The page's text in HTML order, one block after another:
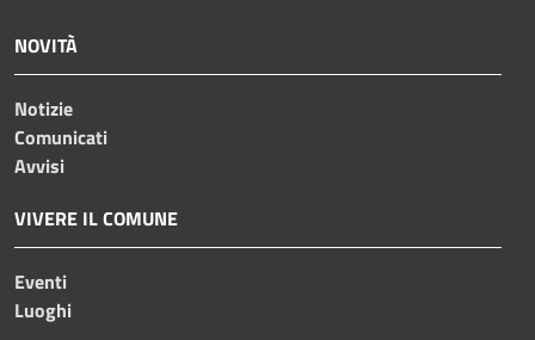
NOVITÀ
Notizie
Comunicati
Avvisi
VIVERE IL COMUNE
Eventi
Luoghi